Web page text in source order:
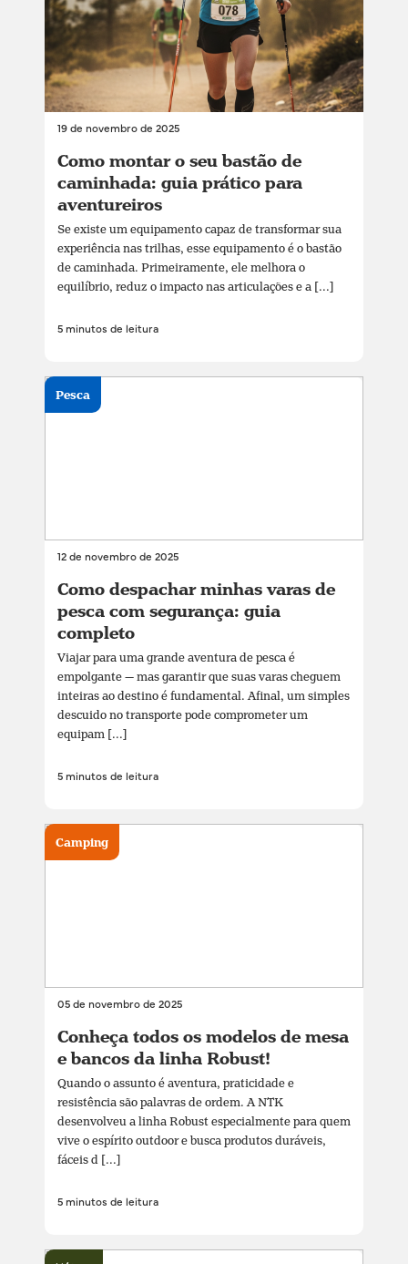
19 de novembro de 2025
Como montar o seu bastão de
caminhada: guia prático para
aventureiros
Se existe um equipamento capaz de transformar sua
experiência nas trilhas, esse equipamento é o bastão
de caminhada. Primeiramente, ele melhora o
equilíbrio, reduz o impacto nas articulações e a [...]
5 minutos de leitura
12 de novembro de 2025
Como despachar minhas varas de
pesca com segurança: guia
completo
Viajar para uma grande aventura de pesca é
empolgante — mas garantir que suas varas cheguem
inteiras ao destino é fundamental. Afinal, um simples
descuido no transporte pode comprometer um
equipam [...]
5 minutos de leitura
Pesca
05 de novembro de 2025
Conheça todos os modelos de mesa
e bancos da linha Robust!
Quando o assunto é aventura, praticidade e
resistência são palavras de ordem. A NTK
desenvolveu a linha Robust especialmente para quem
vive o espírito outdoor e busca produtos duráveis,
fáceis d [...]
5 minutos de leitura
Camping